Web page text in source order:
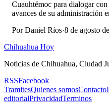
Cuauhtémoc para dialogar
avances de su administración
PorDaniel Ríos·8 de agosto
Chihuahua Hoy
Noticias de Chihuahua, Ciudad
RSSFacebook
TramitesQuienes somosContacto
editorialPrivacidadTerminos